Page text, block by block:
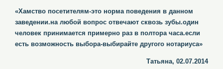
«Хамство посетителям-это норма поведения в данном
заведении.на любой вопрос отвечают сквозь зубы.один
человек принимается примерно раз в полтора часа.если
есть возможность выбора-выбирайте другого нотариуса»
Татьяна, 02.07.2014